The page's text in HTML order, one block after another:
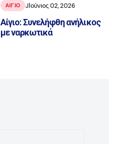
ΑΙΓΙΟ JΙούνιος 02, 2026
Αίγιο: Συνελήφθη ανήλικος
με ναρκωτικά